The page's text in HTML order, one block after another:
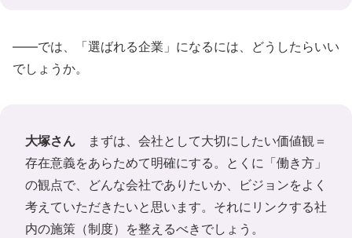
――では、「選ばれる企業」になるには、どうしたらいい
でしょうか。
大塚さん まずは、会社として大切にしたい価値観＝
存在意義をあらためて明確にする。とくに「働き方」
の観点で、どんな会社でありたいか、ビジョンをよく
考えていただきたいと思います。それにリンクする社
内の施策（制度）を整えるべきでしょう。